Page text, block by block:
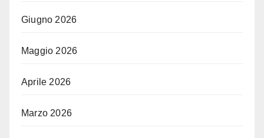
Giugno 2026
Maggio 2026
Aprile 2026
Marzo 2026